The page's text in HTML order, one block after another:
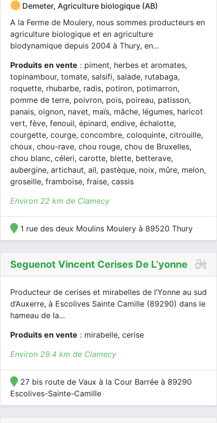
Demeter, Agriculture biologique (AB)
A la Ferme de Moulery, nous sommes producteurs en
agriculture biologique et en agriculture
biodynamique depuis 2004 à Thury, en...
Produits en vente : piment, herbes et aromates,
topinambour, tomate, salsifi, salade, rutabaga,
roquette, rhubarbe, radis, potiron, potimarron,
pomme de terre, poivron, pois, poireau, patisson,
panais, oignon, navet, maïs, mâche, légumes, haricot
vert, fève, fenouil, épinard, endive, échalotte,
courgette, courge, concombre, coloquinte, citrouille,
choux, chou-rave, chou rouge, chou de Bruxelles,
chou blanc, céleri, carotte, blette, betterave,
aubergine, artichaut, ail, pastèque, noix, mûre, melon,
groseille, framboise, fraise, cassis
Environ 22 km de Clamecy
1 rue des deux Moulins Moulery à 89520 Thury
Seguenot Vincent Cerises De L’yonne
Producteur de cerises et mirabelles de l’Yonne au sud
d’Auxerre, à Escolives Sainte Camille (89290) dans le
hameau de la...
Produits en vente : mirabelle, cerise
Environ 29.4 km de Clamecy
27 bis route de Vaux à la Cour Barrée à 89290
Escolives-Sainte-Camille